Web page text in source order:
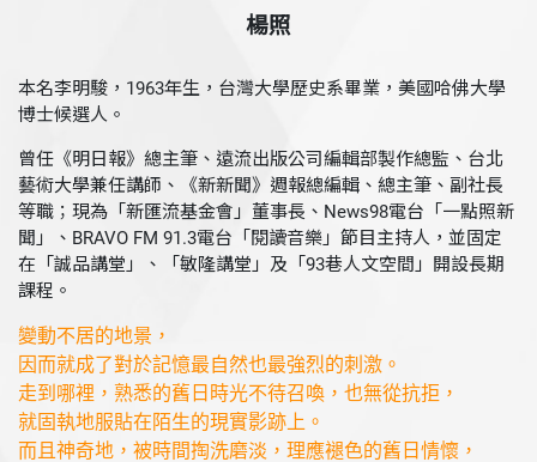
楊照
本名李明駿，1963年生，台灣大學歷史系畢業，美國哈佛大學
博士候選人。
曾任《明日報》總主筆、遠流出版公司編輯部製作總監、台北
藝術大學兼任講師、《新新聞》週報總編輯、總主筆、副社長
等職；現為「新匯流基金會」董事長、News98電台「一點照新
聞」、BRAVO FM 91.3電台「閱讀音樂」節目主持人，並固定
在「誠品講堂」、「敏隆講堂」及「93巷人文空間」開設長期
課程。
變動不居的地景，
因而就成了對於記憶最自然也最強烈的刺激。
走到哪裡，熟悉的舊日時光不待召喚，也無從抗拒，
就固執地服貼在陌生的現實影跡上。
而且神奇地，被時間掏洗磨淡，理應褪色的舊日情懷，